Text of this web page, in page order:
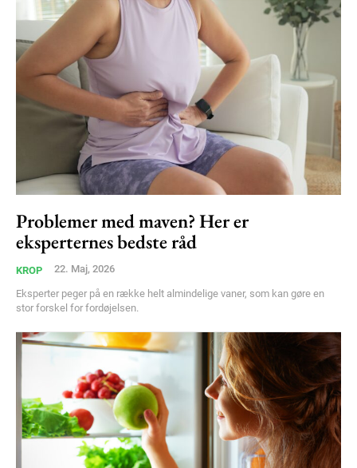
Etiam est nibh, lobortis sit
Praesent euismod ac
Ut mollis pellentesque tortor
Nullam eu erat condimentum
Donec quis est ac felis
Orci varius natoque dolor
Member full access
100DKK
Etiam est nibh, lobortis sit
Praesent euismod ac
Ut mollis pellentesque tortor
Nullam eu erat condimentum
Donec quis est ac felis
Problemer med maven? Her er
eksperternes bedste råd
KROP 22. Maj, 2026
Eksperter peger på en række helt almindelige vaner, som kan gøre en
stor forskel for fordøjelsen.